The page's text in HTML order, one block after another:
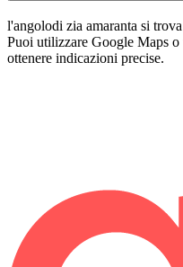
l'angolodi zia amaranta si
Puoi utilizzare Google Maps
ottenere indicazioni precise.